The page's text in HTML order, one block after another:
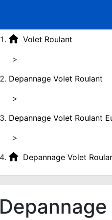
Volet Roulant
>
Depannage Volet Roulant
>
Depannage Volet Roulant
>
Depannage Volet